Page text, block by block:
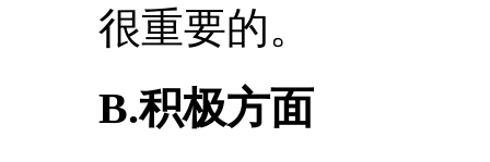
很重要的。
B.积极方面